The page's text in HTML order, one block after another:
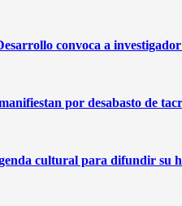
convoca a
por desabasto de
cultural para difundir su